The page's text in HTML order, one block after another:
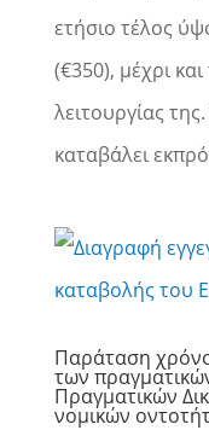
ετήσιο τέλος
(€350), μέχρι
λειτουργίας
καταβάλει
Παράταση
των
Πραγματικών
νομικών